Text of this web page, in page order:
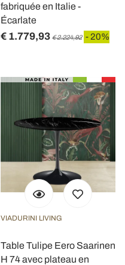
fabriquée en Italie -
Écarlate
€ 1.779,93 € 2.224,92 - 20%
VIADURINI LIVING
Table Tulipe Eero Saarinen
H 74 avec plateau en